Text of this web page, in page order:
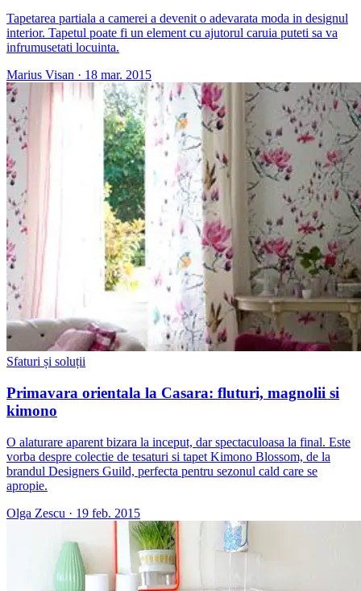
Tapetarea partiala a camerei a devenit o adevarata moda in designul
interior. Tapetul poate fi un element cu ajutorul caruia puteti sa va
infrumusetati locuinta.
Marius Visan · 18 mar. 2015
Sfaturi și soluții
Primavara orientala la Casara: fluturi, magnolii si
kimono
O alaturare aparent bizara la inceput, dar spectaculoasa la final. Este
vorba despre colectie de tesaturi si tapet Kimono Blossom, de la
brandul Designers Guild, perfecta pentru sezonul cald care se
apropie.
Olga Zescu · 19 feb. 2015